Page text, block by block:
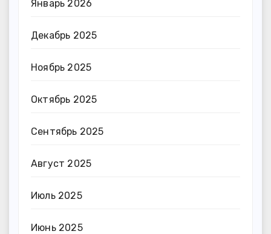
Январь 2026
Декабрь 2025
Ноябрь 2025
Октябрь 2025
Сентябрь 2025
Август 2025
Июль 2025
Июнь 2025